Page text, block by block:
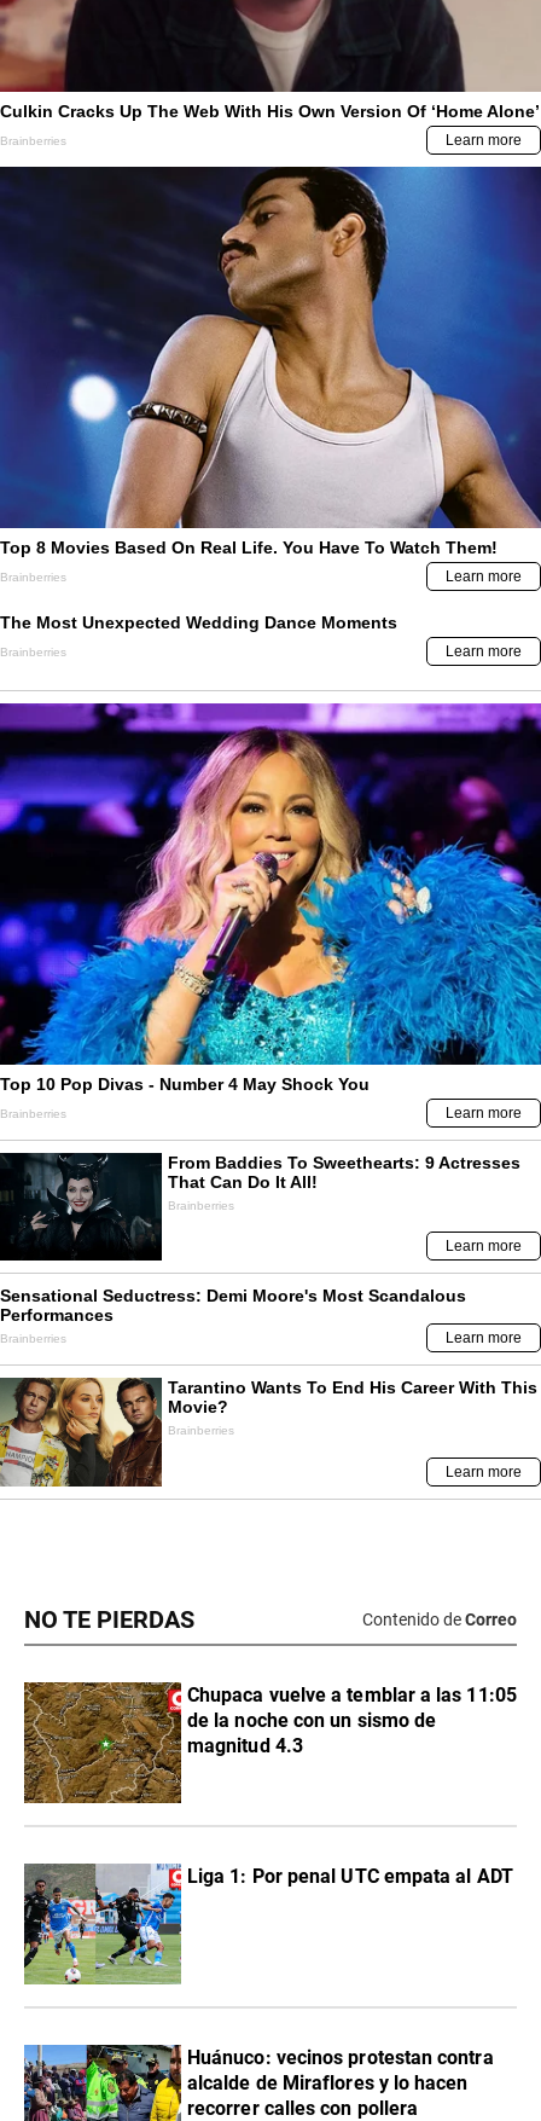
NO TE PIERDAS Contenido deCorreo
Chupaca vuelve a temblar a las 11:05
de la noche con un sismo de
magnitud 4.3
Liga 1: Por penal UTC empata al ADT
Huánuco: vecinos protestan contra
alcalde de Miraflores y lo hacen
recorrer calles con pollera